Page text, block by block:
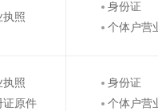
执照
身份证
个体户营
执照
证原件
身份证
个体户营